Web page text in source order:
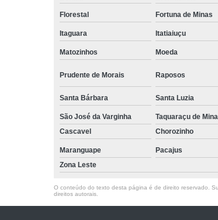
Florestal Fortuna de Minas
Itaguara Itatiaiuçu
Matozinhos Moeda
Prudente de Morais Raposos
Santa Bárbara Santa Luzia
São José da Varginha Taquaraçu de
Cascavel
Chorozinho
Maranguape Pacajus
Zona Leste
O conteúdo do texto desta página é de direito reservado.
direitos autorais